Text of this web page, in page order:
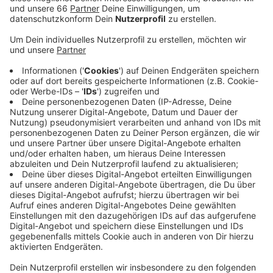
Veröffentlicht:Dienstag, 24.09.2019 05:34
Anzeige
Wer bei einem der Veranstalter eine Pauschalreise
gebucht hat, ist in der Regel auf der sicheren Seite.
Wegen des gesetzlich vorgeschriebenen
Sicherungsscheins greift im Fall einer Pleite des
Unternehmens die Insolvenzversicherung. Der bereits
gezahlte Preis muss für ausfallende Leistungen und
Aufwendungen für Rückreisen erstattet werden. Ein
Problem könnte aber sein, dass die
Insolvenzversicherung auf 110 Millionen Euro begrenzt
ist. Angesichts der Größe des
Branchenschwergewichts Thomas Cook bezweifeln
Verbraucherschützer, dass dies ausreicht.